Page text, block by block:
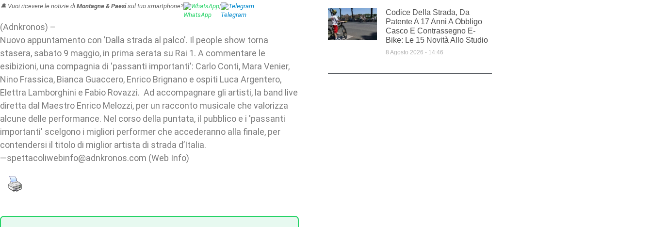
🔔 Vuoi ricevere le notizie di Montagne & Paesisul tuo smartphone? WhatsApp| Telegram
(Adnkronos) –
Nuovo appuntamento con 'Dalla strada al palco'. Il people show torna
stasera, sabato 9 maggio, in prima serata su Rai 1. A commentare le
esibizioni, una compagnia di 'passanti importanti': Carlo Conti, Mara Venier,
Nino Frassica, Bianca Guaccero, Enrico Brignano e ospiti Luca Argentero,
Elettra Lamborghini e Fabio Rovazzi. Ad accompagnare gli artisti, la band live
diretta dal Maestro Enrico Melozzi, per un racconto musicale che valorizza
alcune delle performance. Nel corso della puntata, il pubblico e i 'passanti
importanti' scelgono i migliori performer che accederanno alla finale, per
contendersi il titolo di miglior artista di strada d’Italia.
—spettacoliwebinfo@adnkronos.com (Web Info)
Codice Della Strada, Da
Patente A 17 Anni A Obbligo
Casco E Contrassegno E-
Bike: Le 15 Novità Allo Studio
8 Agosto 2026 14:46